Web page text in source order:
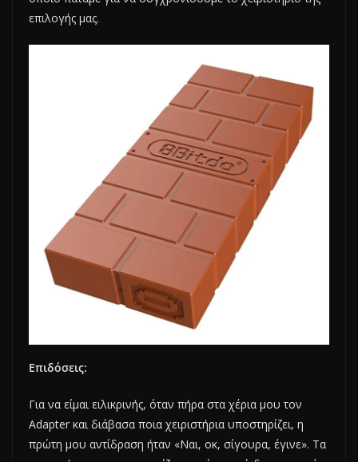
επιλογής μας.
Επιδόσεις:
Για να είμαι ειλικρινής, όταν πήρα στα χέρια μου τον
Adapter και διάβασα ποια χειριστήρια υποστηρίζει, η
πρώτη μου αντίδραση ήταν «Ναι, οκ, σίγουρα, έγινε». Τα